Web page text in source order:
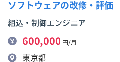
ソフトウェアの改修・評価
組込・制御エンジニア
600,000 円/月
東京都